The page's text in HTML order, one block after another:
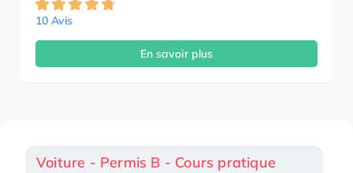
10 Avis
En savoir plus
Voiture - Permis B - Cours pratique